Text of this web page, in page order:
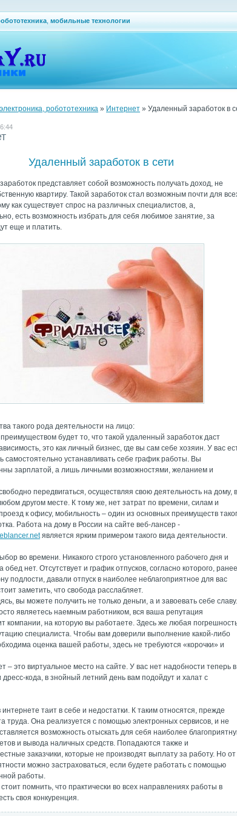
мобильные технологии
робототехника » Интернет » Удаленный заработок в
Удаленный заработок в сети
представляет собой возможность получать доход, не
квартиру. Такой заработок стал возможным почти для
как существует спрос на различных специалистов, а,
есть возможность избрать для себя любимое занятие, за
еще и платить.
такого рода деятельности на лицо:
будет то, что такой удаленный заработок даст
это как личный бизнес, где вы сам себе хозяин. У вас
самостоятельно устанавливать себе график работы. Вы
зарплатой, а лишь личными возможностями, желанием и
передвигаться, осуществляя свою деятельность на дому, в
другом месте. К тому же, нет затрат по времени, силам и
к офису, мобильность – один из основных преимуществ
Работа на дому в России на сайте веб-лансер -
является ярким примером такого вида деятельности.
во времени. Никакого строго установленного рабочего дня и
обед нет. Отсутствует и график отпусков, согласно которого, ранее
подлости, давали отпуск в наиболее неблагоприятное для вас
заметить, что свобода расслабляет.
вы можете получить не только деньги, а и завоевать себе славу.
являетесь наемным работником, вся ваша репутация
компании, на которую вы работаете. Здесь же любая
специалиста. Чтобы вам доверили выполнение какой-либо
оценка вашей работы, здесь не требуются «корочки» и
– это виртуальное место на сайте. У вас нет надобности теперь в
кода, в знойный летний день вам подойдут и халат с
интернете таит в себе и недостатки. К таким относятся, прежде
труда. Она реализуется с помощью электронных сервисов, и не
возможность отыскать для себя наиболее
и вывода наличных средств. Попадаются также и
заказчики, которые не производят выплату за работу. Но от
можно застраховаться, если будете работать с помощью
работы.
стоит помнить, что практически во всех направлениях работы в
своя конкуренция.